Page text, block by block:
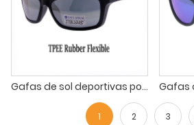
Gafas de sol deportivas polarizadas flexibles de goma TPEE para hombres y mujeres, con protección UV para conducir, correr, ciclismo y pesca.
1 2 3